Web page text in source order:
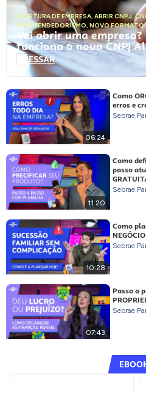
ABERTURA DE EMPRESA, ABRIR CNPJ,
EMPREENDEDORISMO, NOVO FORMATO
Vai abrir uma
funciona o novo CNPJ
ACESSAR
06:24
Como
erros e
Sebrae
11:20
Como
passo
Sebrae
10:28
Como
Sebrae
07:43
Passo a
Sebrae